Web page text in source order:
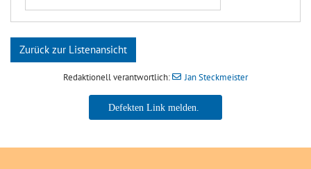
Zurück zur Listenansicht
Redaktionell verantwortlich: Jan Steckmeister
Jan Steckmeister